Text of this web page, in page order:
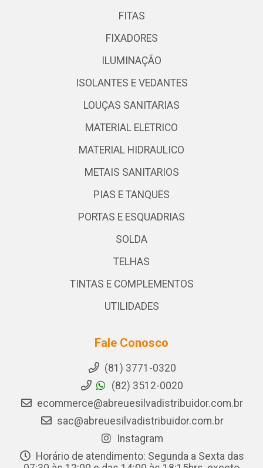
FITAS
FIXADORES
ILUMINAÇÃO
ISOLANTES E VEDANTES
LOUÇAS SANITARIAS
MATERIAL ELETRICO
MATERIAL HIDRAULICO
METAIS SANITARIOS
PIAS E TANQUES
PORTAS E ESQUADRIAS
SOLDA
TELHAS
TINTAS E COMPLEMENTOS
UTILIDADES
Fale Conosco
(81) 3771-0320
(82) 3512-0020
ecommerce@abreuesilvadistribuidor.com.br
sac@abreuesilvadistribuidor.com.br
Instagram
Horário de atendimento: Segunda a Sexta das